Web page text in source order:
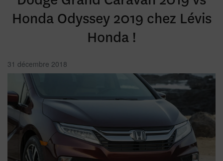
Honda Odyssey 2019 chez Lévis
Honda !
31 décembre 2018